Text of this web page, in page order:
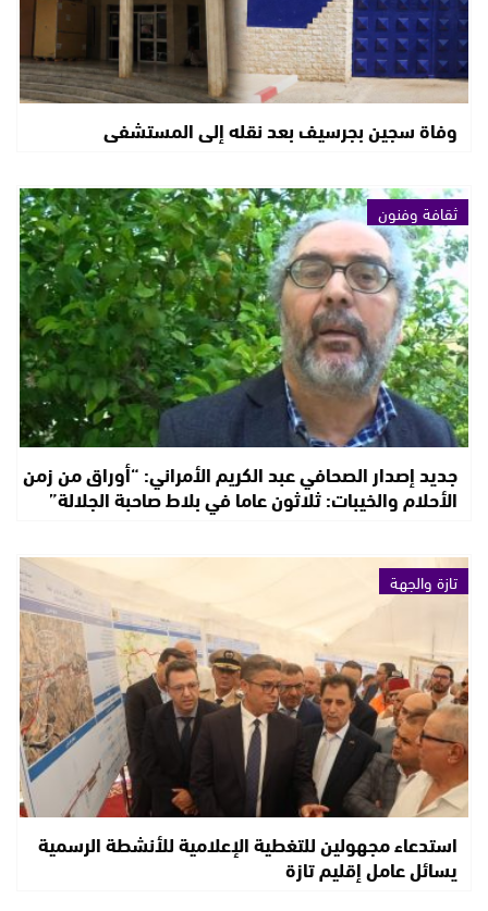
وفاة سجين بجرسيف بعد نقله إلى المستشفى
ثقافة وفنون
جديد إصدار الصحافي عبد الكريم الأمراني: “أوراق من زمن
الأحلام والخيبات: ثلاثون عاما في بلاط صاحبة الجلالة”
تازة والجهة
استدعاء مجهولين للتغطية الإعلامية للأنشطة الرسمية
يسائل عامل إقليم تازة